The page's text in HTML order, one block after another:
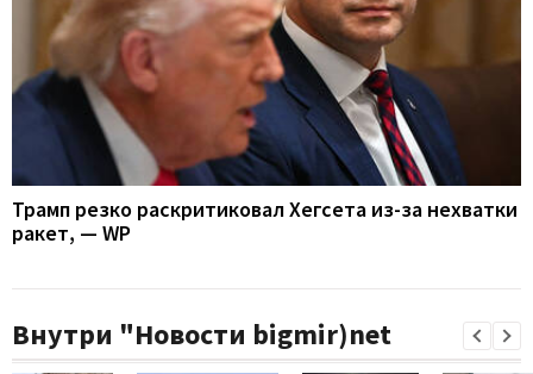
Трамп резко раскритиковал Хегсета из-за нехватки
ракет, — WP
Внутри "Новости bigmir)net